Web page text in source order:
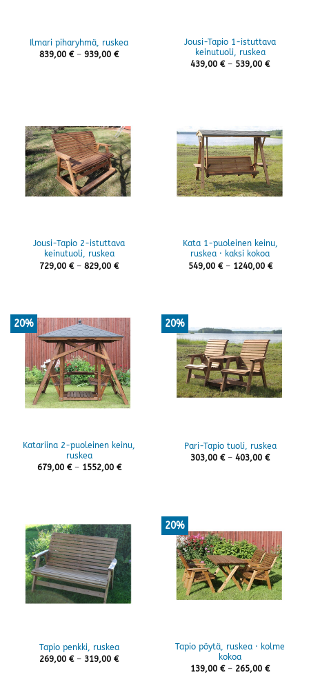
Ilmari piharyhmä, ruskea
839,00 € – 939,00 €Hintaluokka:
Jousi-Tapio 1-istuttava
keinutuoli, ruskea
439,00 € – 539,00 €
Jousi-Tapio 2-istuttava
keinutuoli, ruskea
729,00 € – 829,00 €Hintaluokka:
Kata 1-puoleinen keinu,
ruskea · kaksi kokoa
549,00 € – 1240,00 €
20%
Katariina 2-puoleinen keinu,
ruskea
679,00 € – 1552,00 €Hintaluokka:
20%
Pari-Tapio tuoli, ruskea
303,00 € – 403,00 €
Tapio penkki, ruskea
269,00 € – 319,00 €Hintaluokka:
20%
Tapio pöytä, ruskea · kolme
kokoa
139,00 € – 265,00 €